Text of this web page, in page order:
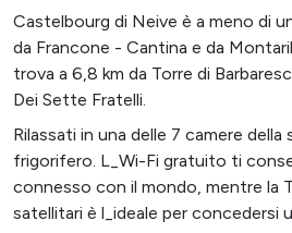
Castelbourg di Neive è a meno di
da Francone - Cantina e da
trova a 6,8 km da Torre di
Dei Sette Fratelli.
Rilassati in una delle 7 camere
frigorifero. L_Wi-Fi gratuito ti
connesso con il mondo, mentre la
satellitari è l_ideale per concedersi